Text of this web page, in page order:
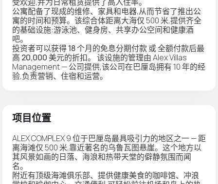
公寓配备了现成的维修、家具和电器,从而节省了推出公
寓的时间和预算。该综合体距离大海仅 500 米,提供齐全
的基础设施:游泳池、健身房、共享办公空间和健康酒
吧。
投资者可以获得18 个月的免息分期付款或全额付款后最
高 20,000 美元的折扣。 该设施的管理由 Alex Villas
Management — 公司提供,该公司在巴厘岛拥有 10 年的经
验,负责营销、住宿和运营。
项目位置
ALEX COMPLEX 9 位于巴厘岛最具吸引力的地区之一 — 距
离海滩仅 500 米,靠近著名的乌鲁瓦图悬崖。这个地方以
其风景如画的日落、海浪和热带天堂的僻静氛围而闻
名。
附近有顶级海滩俱乐部、提供健康美食的咖啡馆、冲浪